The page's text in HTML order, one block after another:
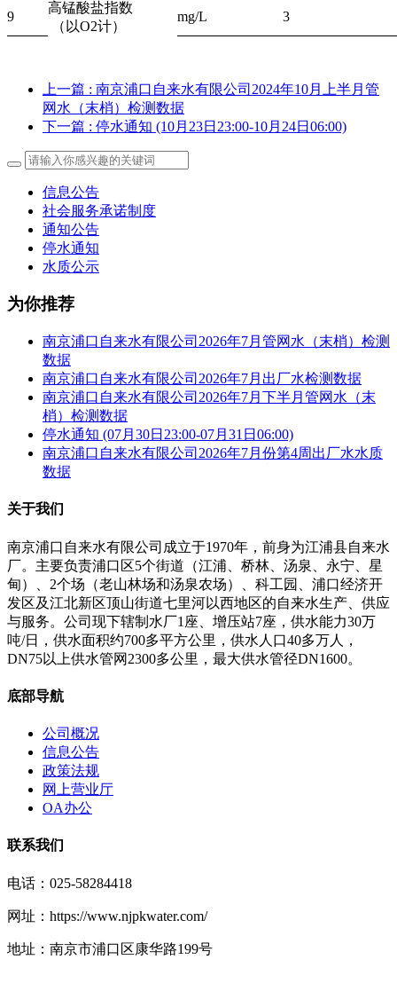
9
高锰酸盐指数
mg/L 3
（以O2计）
上一篇 : 南京浦口自来水有限公司2024年10月上半月管
网水（末梢）检测数据
下一篇 : 停水通知 (10月23日23:00-10月24日06:00)
信息公告
社会服务承诺制度
通知公告
停水通知
水质公示
为你推荐
南京浦口自来水有限公司2026年7月管网水（末梢）检测
数据
南京浦口自来水有限公司2026年7月出厂水检测数据
南京浦口自来水有限公司2026年7月下半月管网水（末
梢）检测数据
停水通知 (07月30日23:00-07月31日06:00)
南京浦口自来水有限公司2026年7月份第4周出厂水水质
数据
关于我们
南京浦口自来水有限公司成立于1970年，前身为江浦县自来水
厂。主要负责浦口区5个街道（江浦、桥林、汤泉、永宁、星
甸）、2个场（老山林场和汤泉农场）、科工园、浦口经济开
发区及江北新区顶山街道七里河以西地区的自来水生产、供应
与服务。公司现下辖制水厂1座、增压站7座，供水能力30万
吨/日，供水面积约700多平方公里，供水人口40多万人，
DN75以上供水管网2300多公里，最大供水管径DN1600。
底部导航
公司概况
信息公告
政策法规
网上营业厅
OA办公
联系我们
电话：025-58284418
网址：https://www.njpkwater.com/
地址：南京市浦口区康华路199号